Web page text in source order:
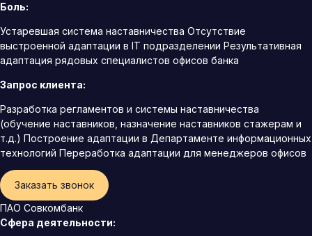
Боль:
Устаревшая система наставничества Отсутствие
выстроенной адаптации в IT подразделении Результативная
адаптация рядовых специалистов офисов банка
Запрос клиента:
Разработка регламентов и системы наставничества
(обучение наставников, назначение наставников стажерам и
т.д.) Построение адаптации в Департаменте информационных
технологий Переработка адаптации для менеджеров офисов
Заказать звонок
ПАО Совкомбанк
Сфера деятельности: